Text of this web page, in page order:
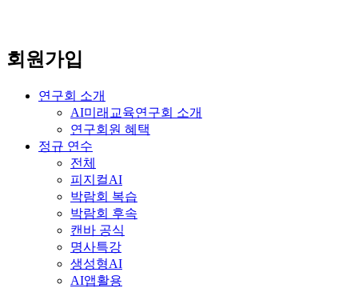
회원가입
연구회 소개
AI미래교육연구회 소개
연구회원 혜택
정규 연수
전체
피지컬AI
박람회 복습
박람회 후속
캔바 공식
명사특강
생성형AI
AI앱활용